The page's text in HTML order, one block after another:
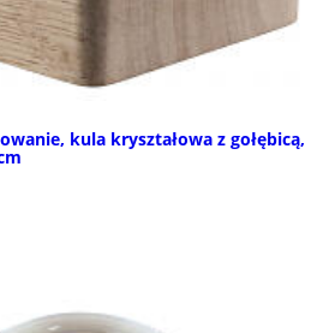
kula kryształowa z gołębicą,